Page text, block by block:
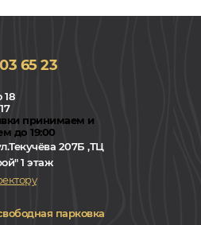
65 23
18
принимаем и
до 19:00
207Б ,ТЦ
1 этаж
парковка